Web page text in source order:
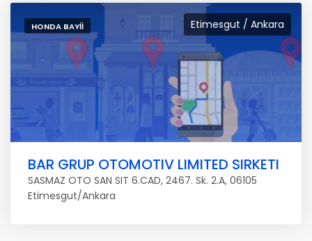
Etimesgut / Ankara
HONDA BAYII
BAR GRUP OTOMOTIV LIMITED SIRKETI
SASMAZ OTO SAN SIT 6.CAD, 2467. Sk. 2.A, 06105
Etimesgut/Ankara